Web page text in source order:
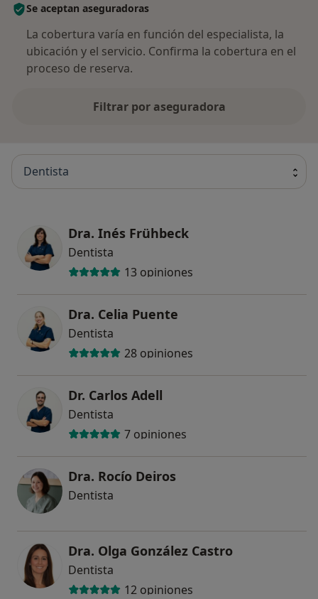
Se aceptan aseguradoras
La cobertura varía en función del especialista, la
ubicación y el servicio. Confirma la cobertura en el
proceso de reserva.
Filtrar por aseguradora
Dentista
Dra. Inés Frühbeck
Dentista
13 opiniones
Dra. Celia Puente
Dentista
28 opiniones
Dr. Carlos Adell
Dentista
7 opiniones
Dra. Rocío Deiros
Dentista
Dra. Olga González Castro
Dentista
12 opiniones